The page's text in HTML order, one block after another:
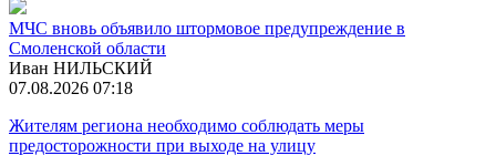
МЧС вновь объявило штормовое предупреждение в
Смоленской области
Иван НИЛЬСКИЙ
07.08.2026 07:18
Жителям региона необходимо соблюдать меры
предосторожности при выходе на улицу